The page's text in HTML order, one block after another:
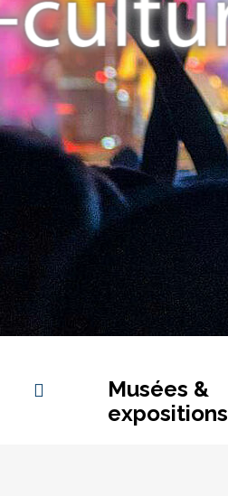
Musées &
expositions